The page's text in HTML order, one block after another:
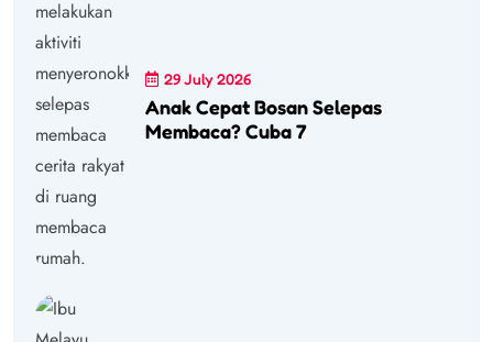
29 July 2026
Anak Cepat Bosan Selepas
Membaca? Cuba 7